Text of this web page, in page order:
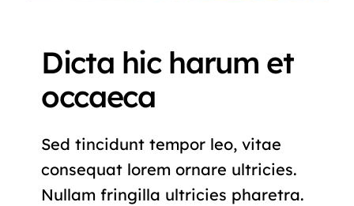
Dicta hic harum et
occaeca
Sed tincidunt tempor leo, vitae
consequat lorem ornare ultricies.
Nullam fringilla ultricies pharetra.